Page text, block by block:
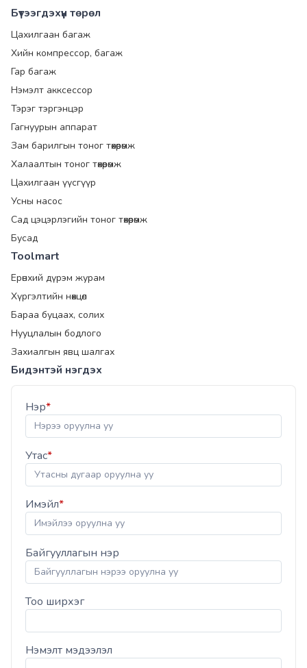
Бүтээгдэхүүн төрөл
Цахилгаан багаж
Хийн компрессор, багаж
Гар багаж
Нэмэлт акксессор
Тэрэг тэргэнцэр
Гагнуурын аппарат
Зам барилгын тоног төхөөрөмж
Халаалтын тоног төхөөрөмж
Цахилгаан үүсгүүр
Усны насос
Сад цэцэрлэгийн тоног төхөөрөмж
Бусад
Toolmart
Ерөнхий дүрэм журам
Хүргэлтийн нөхцөл
Бараа буцаах, солих
Нууцлалын бодлого
Захиалгын явц шалгах
Бидэнтэй нэгдэх
Нэр*
Утас*
Имэйл*
Байгууллагын нэр
Тоо ширхэг
Нэмэлт мэдээлэл